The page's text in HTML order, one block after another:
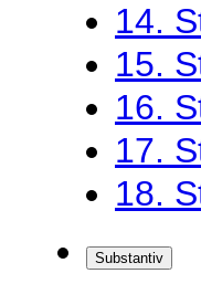
14.
15.
16.
17.
18.
Substantiv